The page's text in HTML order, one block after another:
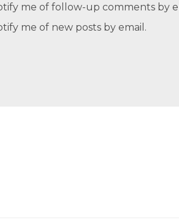
me of follow-up comments by
me of new posts by email.